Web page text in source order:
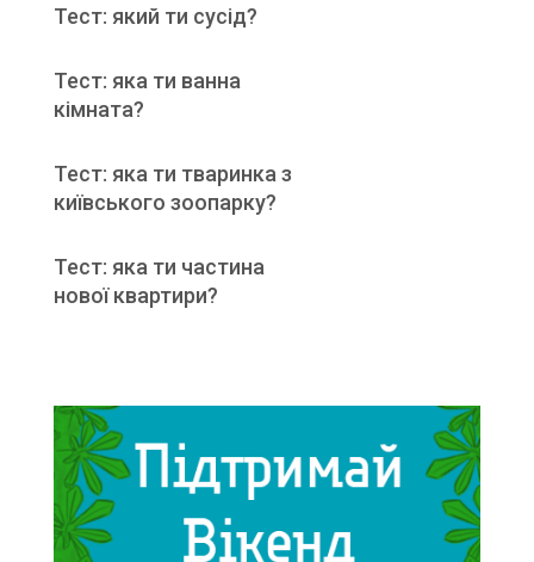
Тест: який ти сусід?
Тест: яка ти ванна
кімната?
Тест: яка ти тваринка з
київського зоопарку?
Тест: яка ти частина
нової квартири?